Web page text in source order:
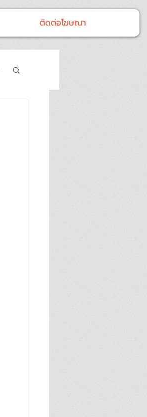
ติดต่อโฆษณา